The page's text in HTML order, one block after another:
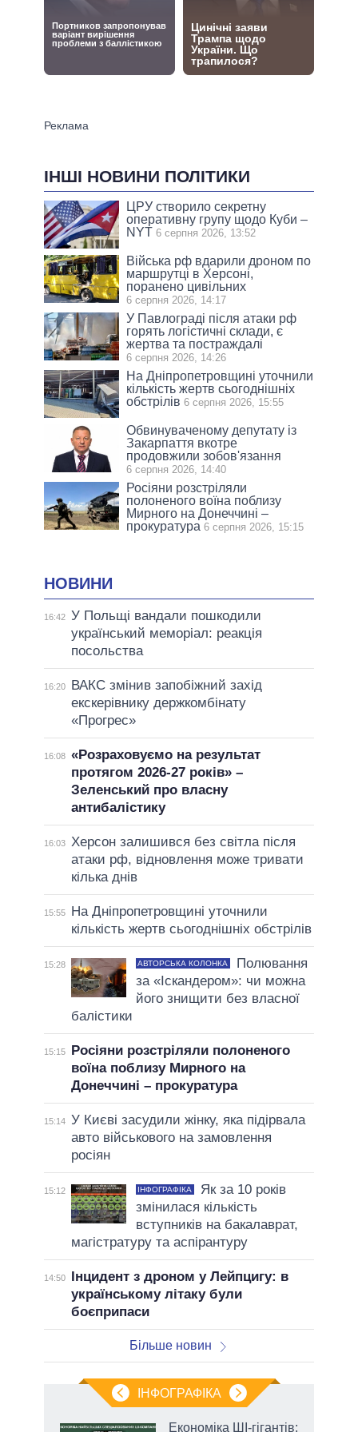
ІНШІ НОВИНИ ПОЛІТИКИ
ЦРУ створило секретну
оперативну групу щодо Куби –
NYT 6 серпня 2026, 13:52
Війська рф вдарили дроном по
маршрутці в Херсоні,
поранено цивільних
6 серпня 2026, 14:17
У Павлограді після атаки рф
горять логістичні склади, є
жертва та постраждалі
6 серпня 2026, 14:26
На Дніпропетровщині уточнили
кількість жертв сьогоднішніх
обстрілів 6 серпня 2026, 15:55
Обвинуваченому депутату із
Закарпаття вкотре
продовжили зобов'язання
6 серпня 2026, 14:40
Росіяни розстріляли
полоненого воїна поблизу
Мирного на Донеччині –
прокуратура 6 серпня 2026, 15:15
НОВИНИ
16:42 У Польщі вандали пошкодили
український меморіал: реакція
посольства
16:20
ВАКС змінив запобіжний захід
екскерівнику держкомбінату
«Прогрес»
16:08 «Розраховуємо на результат
протягом 2026-27 років» –
Зеленський про власну
антибалістику
16:03 Херсон залишився без світла після
атаки рф, відновлення може тривати
кілька днів
15:55
На Дніпропетровщині уточнили
кількість жертв сьогоднішніх обстрілів
15:28 АВТОРСЬКА КОЛОНКА
Полювання
за «Іскандером»: чи можна
його знищити без власної
балістики
15:15
Росіяни розстріляли полоненого
воїна поблизу Мирного на
Донеччині – прокуратура
15:14 У Києві засудили жінку, яка підірвала
авто військового на замовлення
росіян
15:12 ІНФОГРАФІКА
Як за 10 років
змінилася кількість
вступників на бакалаврат,
магістратуру та аспірантуру
14:50
Інцидент з дроном у Лейпцигу: в
українському літаку були
боєприпаси
Більше новин
ІНФОГРАФІКА
Економіка ШІ-гігантів: